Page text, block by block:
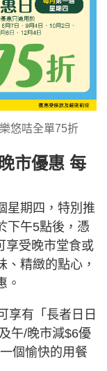
悠咭全單75折
市優惠 每
星期四，特別推
下午5點後，憑
享受晚市堂食或
、精緻的點心，
。
享有「長者日日
午/晚市減$6優
個愉快的用餐